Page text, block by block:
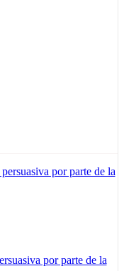
por parte de la